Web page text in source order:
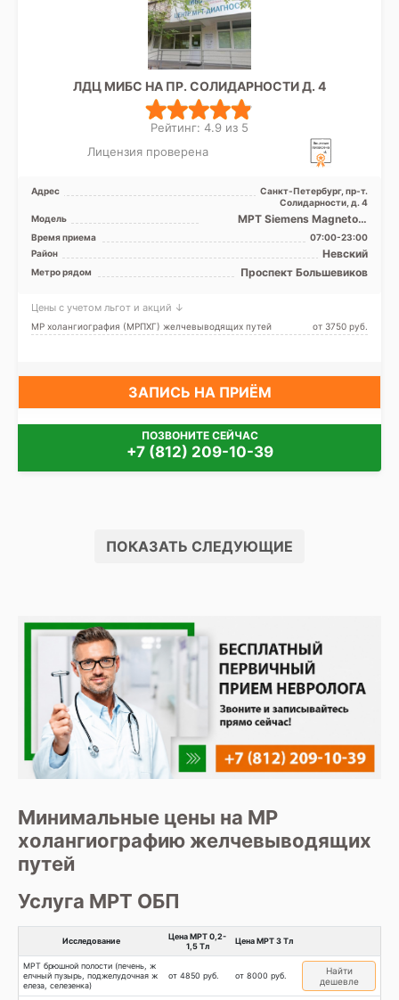
ЛДЦ МИБС НА ПР. СОЛИДАРНОСТИ Д. 4
Рейтинг: 4.9 из 5
Лицензия проверена
Адрес
Санкт-Петербург, пр-т.
Солидарности, д. 4
Модель
МРТ Siemens Magnetom
Avanto 1.5 Тесла
Время приема
07:00-23:00
Район
Невский
Метро рядом Проспект Большевиков
Цены с учетом льгот и акций ↓
МР холангиография (МРПХГ) желчевыводящих путей от 3750 pуб.
ЗАПИСЬ НА ПРИЁМ
ПОЗВОНИТЕ СЕЙЧАС
+7 (812) 209-10-39
ПОКАЗАТЬ СЛЕДУЮЩИЕ
Минимальные цены на МР
холангиографию желчевыводящих
путей
Услуга МРТ ОБП
Исследование
Цена МРТ 0,2-
1,5 Тл
Цена МРТ 3 Тл
МРТ брюшной полости (печень, ж
елчный пузырь, поджелудочная ж
елеза, селезенка)
от 4850 руб. от 8000 руб.
Найти
дешевле